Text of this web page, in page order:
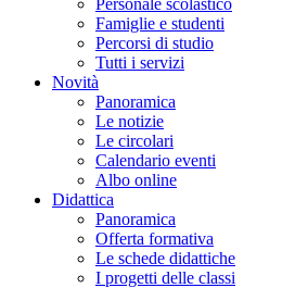
Personale scolastico
Famiglie e studenti
Percorsi di studio
Tutti i servizi
Novità
Panoramica
Le notizie
Le circolari
Calendario eventi
Albo online
Didattica
Panoramica
Offerta formativa
Le schede didattiche
I progetti delle classi